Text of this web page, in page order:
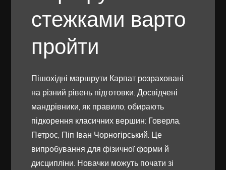
стежками варто
пройти
Пішохідні маршрути Карпат розраховані
на різний рівень підготовки. Досвідчені
мандрівники, як правило, обирають
підкорення класичних вершин: Говерла,
Петрос, Піп Іван Чорногірський. Це
випробування для фізичної форми й
дисципліни. Новачки можуть почати зі